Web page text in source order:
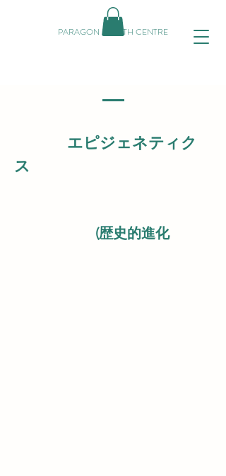
PARAGON HEALTH CENTRE
エピジェネティク
ス
(歴史的進化